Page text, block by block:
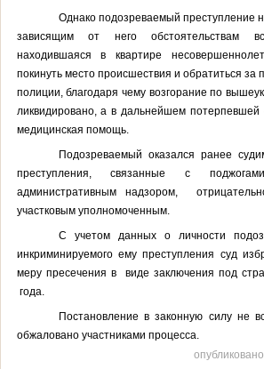
Однако подозреваемый преступление
зависящим от него обстоятельствам
находившаяся в квартире
покинуть место происшествия и обратиться за
полиции, благодаря чему возгорание по
ликвидировано, а в дальнейшем потерпевшей
медицинская помощь.
Подозреваемый оказался ранее
преступления, связанные с
административным надзором,
участковым уполномоченным.
С учетом данных о личности
инкриминируемого ему преступления суд
меру пресечения в виде заключения под
года.
Постановление в законную силу не
обжаловано участниками процесса.